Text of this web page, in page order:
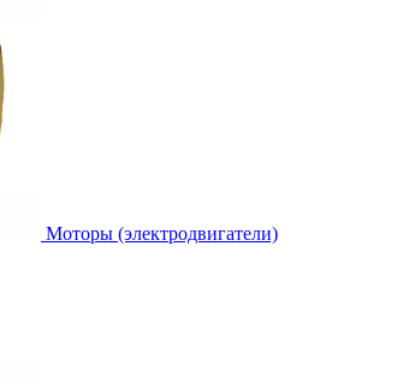
Моторы (электродвигатели)